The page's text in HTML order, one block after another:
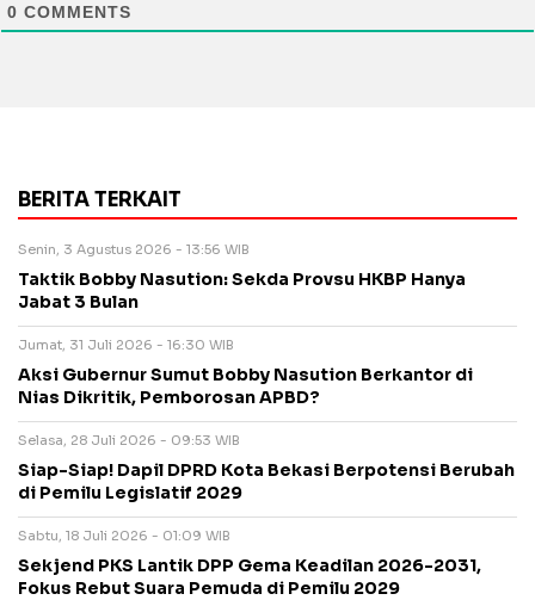
0 COMMENTS
BERITA TERKAIT
Senin, 3 Agustus 2026 - 13:56 WIB
Taktik Bobby Nasution: Sekda Provsu HKBP Hanya
Jabat 3 Bulan
Jumat, 31 Juli 2026 - 16:30 WIB
Aksi Gubernur Sumut Bobby Nasution Berkantor di
Nias Dikritik, Pemborosan APBD?
Selasa, 28 Juli 2026 - 09:53 WIB
Siap-Siap! Dapil DPRD Kota Bekasi Berpotensi Berubah
di Pemilu Legislatif 2029
Sabtu, 18 Juli 2026 - 01:09 WIB
Sekjend PKS Lantik DPP Gema Keadilan 2026-2031,
Fokus Rebut Suara Pemuda di Pemilu 2029